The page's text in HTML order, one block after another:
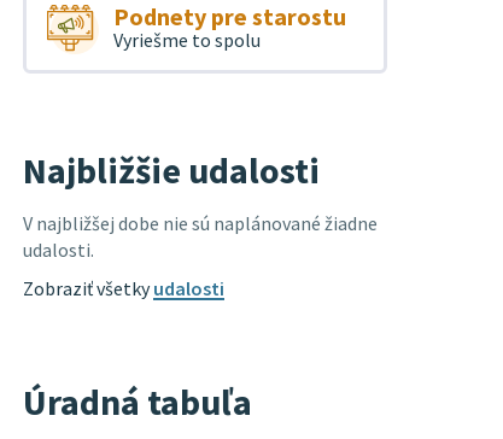
Podnety pre starostu
Vyriešme to spolu
Najbližšie udalosti
V najbližšej dobe nie sú naplánované žiadne
udalosti.
Zobraziť všetkyudalosti
Úradná tabuľa